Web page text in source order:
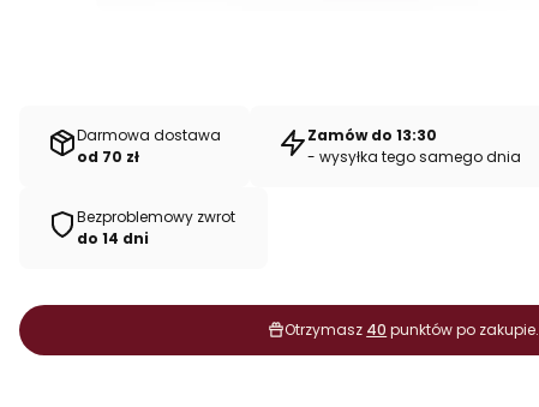
Darmowa dostawa
od 70 zł
Zamów do 13:30
- wysyłka tego samego dnia
Bezproblemowy zwrot
do 14 dni
Otrzymasz 40 punktów po zakupie.